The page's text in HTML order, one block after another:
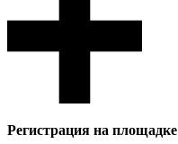
Регистрация на площадке